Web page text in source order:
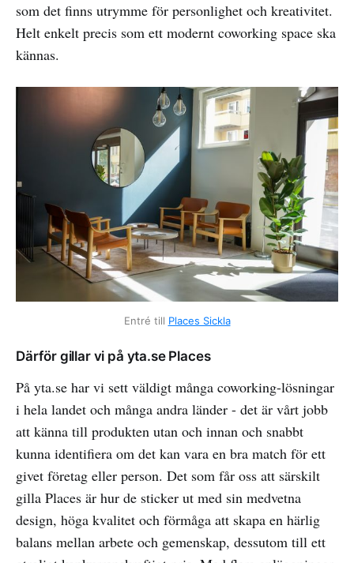
som det finns utrymme för personlighet och kreativitet.
Helt enkelt precis som ett modernt coworking space ska
kännas.
Entré till Places Sickla
Därför gillar vi på yta.se Places
På yta.se har vi sett väldigt många coworking-lösningar
i hela landet och många andra länder - det är vårt jobb
att känna till produkten utan och innan och snabbt
kunna identifiera om det kan vara en bra match för ett
givet företag eller person. Det som får oss att särskilt
gilla Places är hur de sticker ut med sin medvetna
design, höga kvalitet och förmåga att skapa en härlig
balans mellan arbete och gemenskap, dessutom till ett